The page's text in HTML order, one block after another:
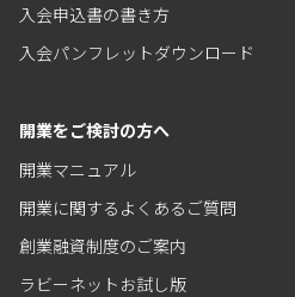
入会申込書の書き方
入会パンフレットダウンロード
開業をご検討の方へ
開業マニュアル
開業に関するよくあるご質問
創業融資制度のご案内
ラビーネットお試し版